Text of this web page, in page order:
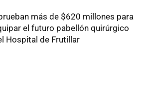
más de $620 millones para
el futuro pabellón quirúrgico
Hospital de Frutillar